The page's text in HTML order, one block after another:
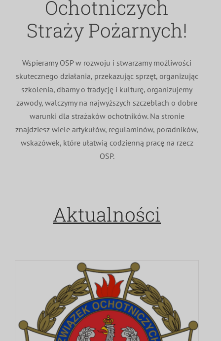
MDP i DDP
PNWM
Floriany
Projekty
Poradnik
100-lecie
Ochotniczych
Straży Pożarnych!
Wspieramy OSP w rozwoju i stwarzamy możliwości
skutecznego działania, przekazując sprzęt, organizując
szkolenia, dbamy o tradycję i kulturę, organizujemy
zawody, walczymy na najwyższych szczeblach o dobre
warunki dla strażaków ochotników. Na stronie
znajdziesz wiele artykułów, regulaminów, poradników,
wskazówek, które ułatwią codzienną pracę na rzecz
OSP.
Aktualności